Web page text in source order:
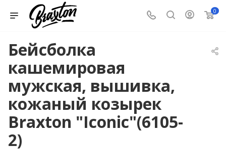
0
Бейсболка
кашемировая
мужская, вышивка,
кожаный козырек
Braxton "Iconic"(6105-
2)